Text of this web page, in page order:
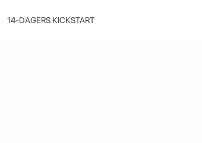
14-DAGERS KICKSTART